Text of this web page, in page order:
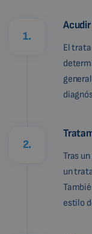
1.
El
2.
Tras
un
estilo